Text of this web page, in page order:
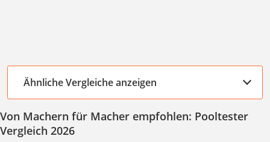
Ähnliche Vergleiche anzeigen
Von Machern für Macher empfohlen: Pooltester
Vergleich 2026